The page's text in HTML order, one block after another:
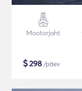
Mootorjaht
$298 /päev